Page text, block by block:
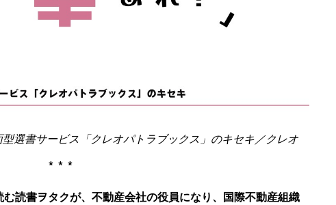
選書サービス「クレオパトラブックス」のキセキ／クレオ
***
読書ヲタクが、不動産会社の役員になり、国際不動産組織